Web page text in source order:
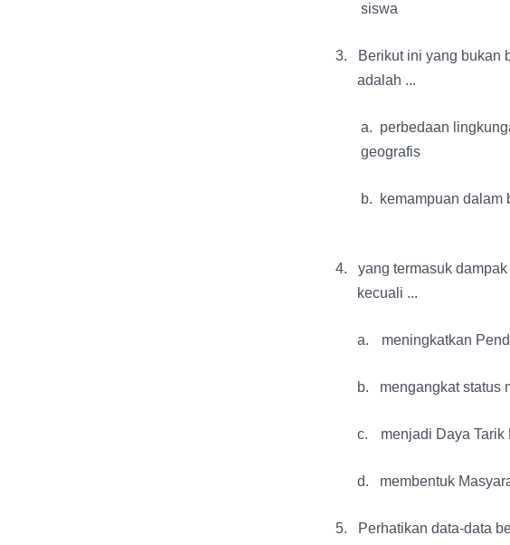
siswa
3.
Berikut ini yang bukan
adalah ...
a. perbedaan
geografis
b. kemampuan dalam
4.
yang termasuk
kecuali ...
a. meningkatkan
b. mengangkat status
c. menjadi Daya Tarik
d. membentuk
5.
Perhatikan data-data